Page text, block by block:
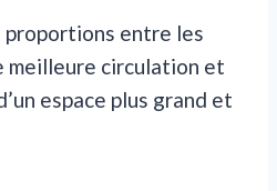
proportions entre les
meilleure circulation et
espace plus grand et